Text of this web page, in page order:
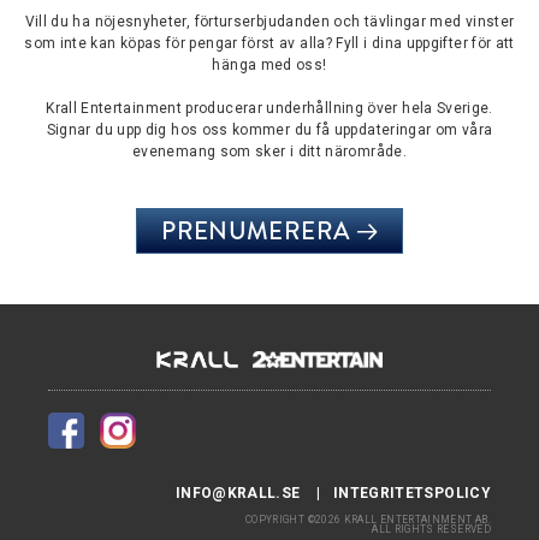
Vill du ha nöjesnyheter, förturserbjudanden och tävlingar med vinster
som inte kan köpas för pengar först av alla? Fyll i dina uppgifter för att
hänga med oss!
Krall Entertainment producerar underhållning över hela Sverige.
Signar du upp dig hos oss kommer du få uppdateringar om våra
evenemang som sker i ditt närområde.
PRENUMERERA
INFO@KRALL.SE INTEGRITETSPOLICY
COPYRIGHT ©2026 KRALL ENTERTAINMENT AB.
ALL RIGHTS RESERVED